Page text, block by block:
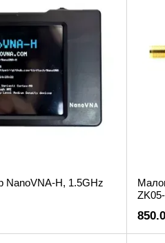
Портативні
Стаціонарні
Спеціалізовані
Наші цінності
Точність:
Чому
Надійність:
NanoVNA-H, 1.5GHz